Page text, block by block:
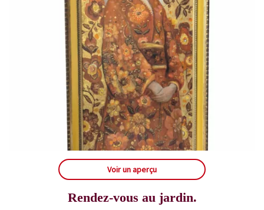
Voir un aperçu
Rendez-vous au jardin.